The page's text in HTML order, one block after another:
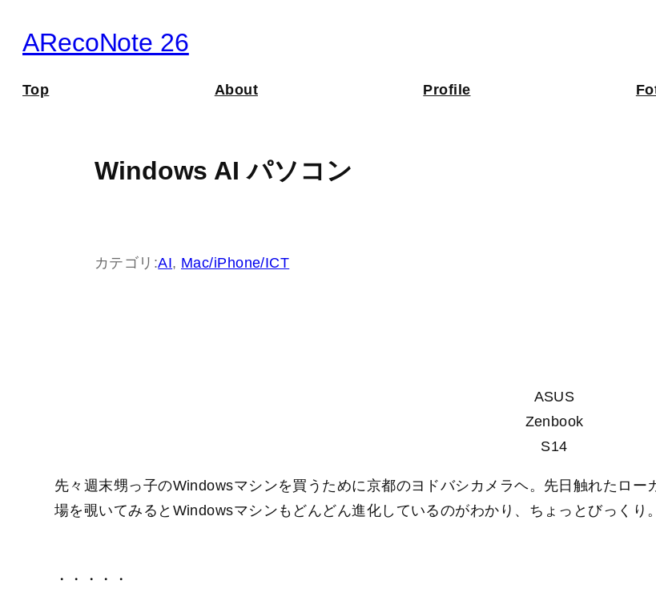
ARecoNote 26
Top About Profile
Windows AI パソコン
カテゴリ:AI, Mac/iPhone/ICT
ASUS
Zenbook
S14
先々週末甥っ子のWindowsマシンを買うために京都のヨドバシカメラヘ。先日触れたロ
場を覗いてみるとWindowsマシンもどんどん進化しているのがわかり、ちょっとびっくり。
・・・・・